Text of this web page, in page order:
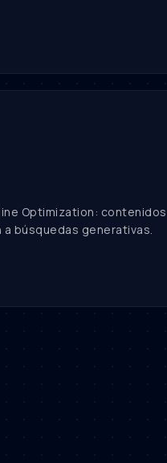
Optimization: contenidos
búsquedas generativas.